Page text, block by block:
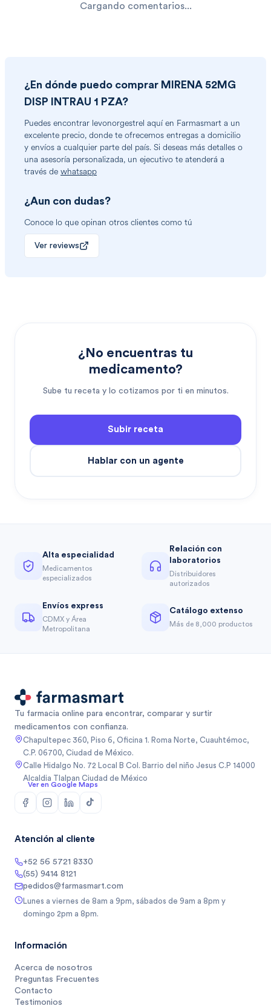
Cargando comentarios...
¿En dónde puedo comprar MIRENA 52MG
DISP INTRAU 1 PZA?
Puedes encontrar levonorgestrel aquí en Farmasmart a un
excelente precio, donde te ofrecemos entregas a domicilio
y envíos a cualquier parte del país. Si deseas más detalles o
una asesoría personalizada, un ejecutivo te atenderá a
través de whatsapp
¿Aun con dudas?
Conoce lo que opinan otros clientes como tú
Ver reviews
¿No encuentras tu
medicamento?
Sube tu receta y lo cotizamos por ti en minutos.
Subir receta
Hablar con un agente
Alta especialidad
Medicamentos
especializados
Relación con
laboratorios
Distribuidores
autorizados
Envíos express
CDMX y Área
Metropolitana
Catálogo extenso
Más de 8,000 productos
Tu farmacia online para encontrar, comparar y surtir
medicamentos con confianza.
Chapultepec 360, Piso 6, Oficina 1. Roma Norte, Cuauhtémoc,
C.P. 06700, Ciudad de México.
Calle Hidalgo No. 72 Local B Col. Barrio del niño Jesus C.P 14000
Alcaldia Tlalpan Ciudad de México
Ver en Google Maps
Atención al cliente
+52 56 5721 8330
(55) 9414 8121
pedidos@farmasmart.com
Lunes a viernes de 8am a 9pm, sábados de 9am a 8pm y
domingo 2pm a 8pm.
Información
Acerca de nosotros
Preguntas Frecuentes
Contacto
Testimonios